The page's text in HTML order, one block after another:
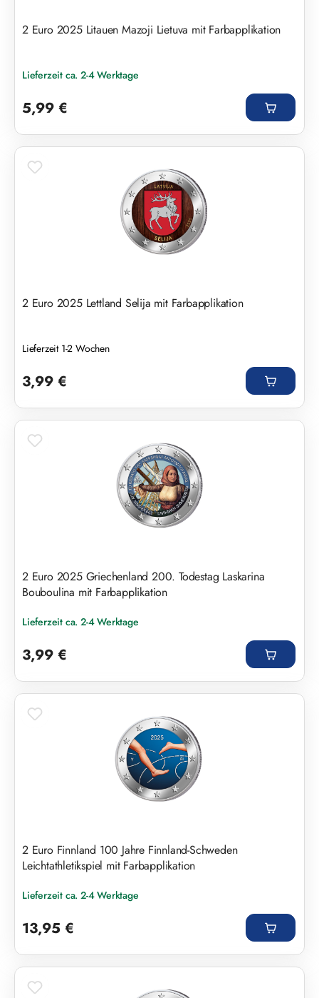
2 Euro 2025 Litauen Mazoji Lietuva mit Farbapplikation
Lieferzeit ca. 2-4 Werktage
5,99 €
2 Euro 2025 Lettland Selija mit Farbapplikation
Lieferzeit 1-2 Wochen
3,99 €
2 Euro 2025 Griechenland 200. Todestag Laskarina
Bouboulina mit Farbapplikation
Lieferzeit ca. 2-4 Werktage
3,99 €
2 Euro Finnland 100 Jahre Finnland-Schweden
Leichtathletikspiel mit Farbapplikation
Lieferzeit ca. 2-4 Werktage
13,95 €